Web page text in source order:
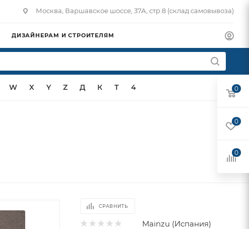
Москва, Варшавское шоссе, 37А, стр.8 (склад самовывоза)
ДИЗАЙНЕРАМ И СТРОИТЕЛЯМ
W X Y Z Д К Т 4
СРАВНИТЬ
Mainzu (Испания)
0
0
0